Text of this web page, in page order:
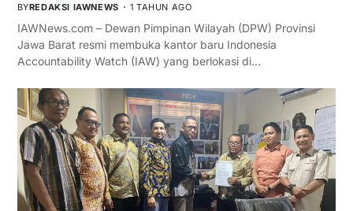
BYREDAKSI IAWNEWS 1 TAHUN AGO
IAWNews.com – Dewan Pimpinan Wilayah (DPW) Provinsi
Jawa Barat resmi membuka kantor baru Indonesia
Accountability Watch (IAW) yang berlokasi di…